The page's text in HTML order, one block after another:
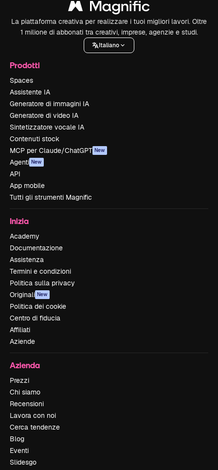
La piattaforma creativa per realizzare i tuoi migliori lavori. Oltre
1 milione di abbonati tra creativi, imprese, agenzie e studi.
Italiano
Prodotti
Spaces
Assistente IA
Generatore di immagini IA
Generatore di video IA
Sintetizzatore vocale IA
Contenuti stock
MCP per Claude/ChatGPT New
Agenti New
API
App mobile
Tutti gli strumenti Magnific
Inizia
Academy
Documentazione
Assistenza
Termini e condizioni
Politica sulla privacy
Originali New
Politica dei cookie
Centro di fiducia
Affiliati
Aziende
Azienda
Prezzi
Chi siamo
Recensioni
Lavora con noi
Cerca tendenze
Blog
Eventi
Slidesgo